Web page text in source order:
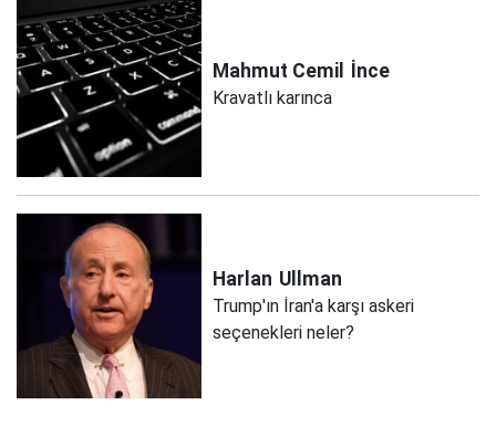
Mahmut Cemil İnce
Kravatlı karınca
Harlan Ullman
Trump'ın İran'a karşı askeri
seçenekleri neler?